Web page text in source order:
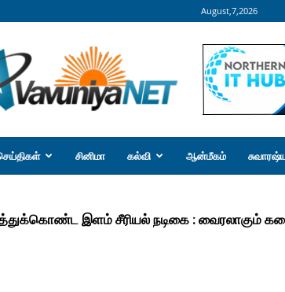
August,7,2026
சினிமா கல்வி ஆன்மீகம்
இளம் சீரியல் நடிகை : வைரலாகும்